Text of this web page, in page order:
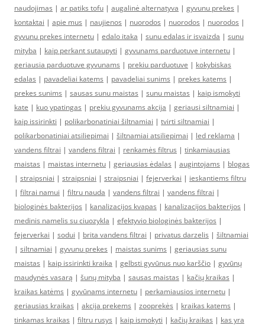
naudojimas | ar patiks tofu | augalinė alternatyva | gyvunu prekes |
kontaktai | apie mus | naujienos | nuorodos | nuorodos | nuorodos |
gyvunu prekes internetu | edalo itaka | sunu edalas ir isvaizda | sunu
mityba | kaip perkant sutaupyti | gyvunams parduotuve internetu |
geriausia parduotuve gyvunams | prekiu parduotuve | kokybiskas
edalas | pavadeliai katems | pavadeliai sunims | prekes katems |
prekes sunims | sausas sunu maistas | sunu maistas | kaip ismokyti
kate | kuo ypatingas | prekiu gyvunams akcija | geriausi siltnamiai |
kaip issirinkti | polikarbonatiniai šiltnamiai | tvirti siltnamiai |
polikarbonatiniai atsiliepimai | šiltnamiai atsiliepimai | led reklama |
vandens filtrai | vandens filtrai | renkamės filtrus | tinkamiausias
maistas | maistas internetu | geriausias ėdalas | augintojams | blogas
| straipsniai | straipsniai | straipsniai | fejerverkai | ieskantiems filtru
| filtrai namui | filtru nauda | vandens filtrai | vandens filtrai |
biologinės bakterijos | kanalizacijos kvapas | kanalizacijos bakterijos |
medinis namelis su ciuozykla | efektyvio biologinės bakterijos |
fejerverkai | sodui | brita vandens filtrai | privatus darzelis | šiltnamiai
| siltnamiai | gyvunu prekes | maistas sunims | geriausias sunu
maistas | kaip issirinkti kraika | gelbsti gyvūnus nuo karščio | gyvūnų
maudynės vasarą | šunų mityba | sausas maistas | kačių kraikas |
kraikas katėms | gyvūnams internetu | perkamiausios internetu |
geriausias kraikas | akcija prekems | zooprekės | kraikas katems |
tinkamas kraikas | filtru rusys | kaip ismokyti | kačių kraikas | kas yra